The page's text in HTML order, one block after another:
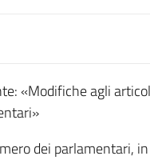
«Modifiche agli
dei parlamentari, in